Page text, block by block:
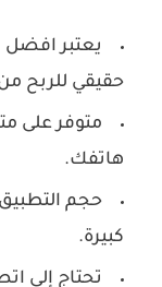
يعتبر افضل
حقيقي للربح من
هاتفك.
‏حجم
كبيرة.
‏تحتاج إلى